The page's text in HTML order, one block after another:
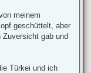
meinem
geschüttelt, aber
Zuversicht gab und
Türkei und ich